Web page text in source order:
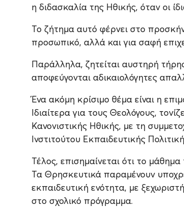
η διδασκαλία της Ηθικής, όταν οι
Το ζήτημα αυτό φέρνει στο
προσωπικό, αλλά και για σαφή
Παράλληλα, ζητείται αυστηρή
αποφεύγονται αδικαιολόγητες
Ένα ακόμη κρίσιμο θέμα είναι η
Ιδιαίτερα για τους Θεολόγους,
Κανονιστικής Ηθικής, με τη
Ινστιτούτου Εκπαιδευτικής
Τέλος, επισημαίνεται ότι το
Τα Θρησκευτικά παραμένουν
εκπαιδευτική ενότητα, με
στο σχολικό πρόγραμμα.